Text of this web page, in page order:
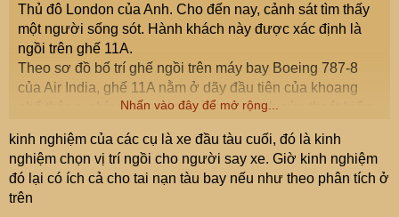
Thủ đô London của Anh. Cho đến nay, cảnh sát tìm thấy
một người sống sót. Hành khách này được xác định là
ngồi trên ghế 11A.
Theo sơ đồ bố trí ghế ngồi trên máy bay Boeing 787-8
của Air India, ghế 11A nằm ở dãy đầu tiên của khoang
phổ thông, phía trước cánh và ngay cạnh cửa thoát hiểm
Thông qua nghiên cứu, các chuyên gia tìm ra được đâu
là vị trí ngồi an toàn khi máy bay gặp nạn. Trong hơn 4
thập kỷ, từ năm 1969 đến năm 2013, Cục Hàng không
Liên bang Mỹ (FAA) đã phân tích toàn diện về các vụ tai
Nhấn vào đây để mở rộng...
kinh nghiệm của các cụ là xe đầu tàu cuối, đó là kinh
nghiệm chọn vị trí ngồi cho người say xe. Giờ kinh nghiệm
đó lại có ích cả cho tai nạn tàu bay nếu như theo phân tích ở
trên